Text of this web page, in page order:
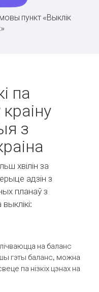
пункт «Выклік
па
з
хвілін за
адзін з
планаў з
выклікі:
на баланс
гэты баланс, можна
па нізкіх цэнах на